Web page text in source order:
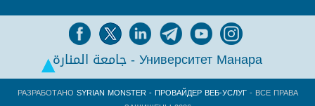
جامعة المنارة - Университет Манара
РАЗРАБОТАНО SYRIAN MONSTER - ПРОВАЙДЕР ВЕБ-УСЛУГ- ВСЕ ПРАВА